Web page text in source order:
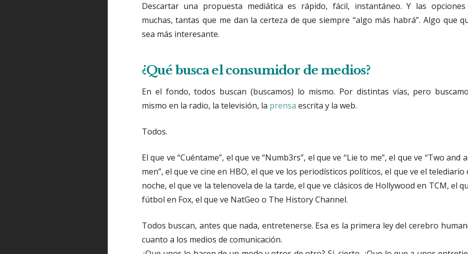
Descartar una propuesta mediática es rápido, fácil, instantáneo. Y las
muchas, tantas que me dan la certeza de que siempre “algo más habrá”. Algo que
sea más interesante.
¿Qué busca el consumidor de medios?
En el fondo, todos buscan (buscamos) lo mismo. Por distintas vías, pero
mismo en la radio, la televisión, la prensa escrita y la web.
Todos.
El que ve “Cuéntame”, el que ve “Numb3rs”, el que ve “Lie to me”, el que ve “Two and
men”, el que ve cine en HBO, el que ve los periodísticos políticos, el que ve el telediario
noche, el que ve la telenovela de la tarde, el que ve clásicos de Hollywood en TCM, el
fútbol en Fox, el que ve NatGeo o The History Channel.
Todos buscan, antes que nada, entretenerse. Esa es la primera ley del cerebro
cuanto a los medios de comunicación.